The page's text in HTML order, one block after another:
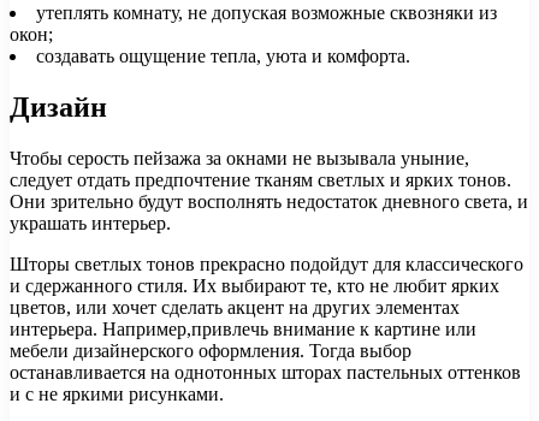
утеплять комнату, не допуская возможные сквозняки из
окон;
создавать ощущение тепла, уюта и комфорта.
Дизайн
Чтобы серость пейзажа за окнами не вызывала уныние,
следует отдать предпочтение тканям светлых и ярких тонов.
Они зрительно будут восполнять недостаток дневного света, и
украшать интерьер.
Шторы светлых тонов прекрасно подойдут для классического
и сдержанного стиля. Их выбирают те, кто не любит ярких
цветов, или хочет сделать акцент на других элементах
интерьера. Например,привлечь внимание к картине или
мебели дизайнерского оформления. Тогда выбор
останавливается на однотонных шторах пастельных оттенков
и с не яркими рисунками.